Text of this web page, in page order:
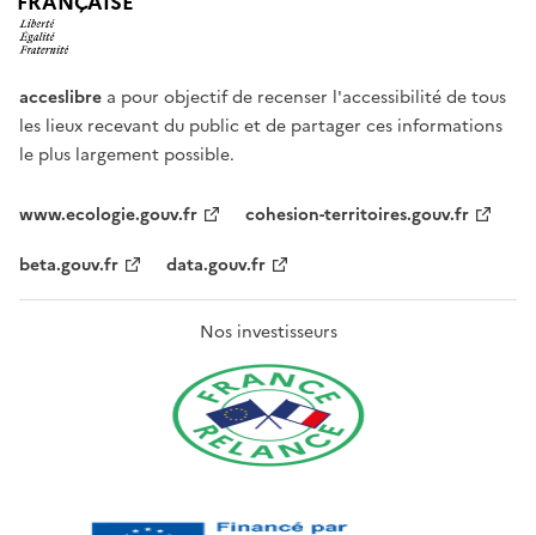
acceslibre a pour objectif de recenser l'accessibilité de tous
les lieux recevant du public et de partager ces informations
le plus largement possible.
www.ecologie.gouv.fr
cohesion-territoires.gouv.fr
beta.gouv.fr
data.gouv.fr
Nos investisseurs